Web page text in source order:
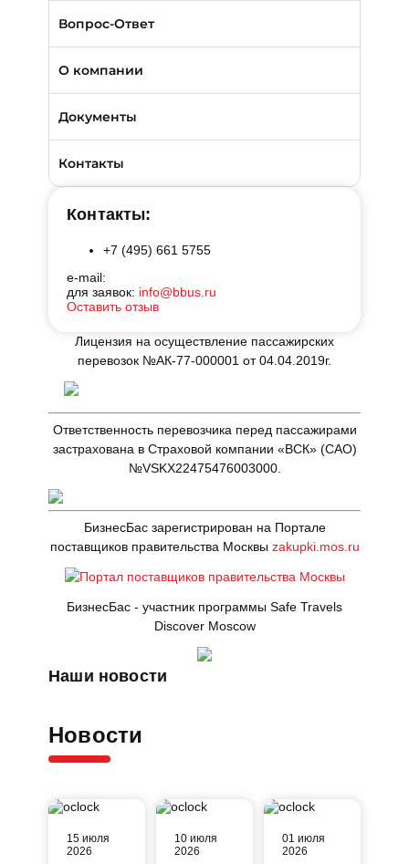
Отличия трансфера от аренды
Порядок оплаты услуг
Условия возврата
Вопрос-Ответ
О компании
О компании БизнесБас
BBus Group
Отзывы
Реклама на автобусах
Наши автосервисы
Новости
Полезные статьи
Документы
Лицензии и удостоверения
Страхование пассажиров
Договоры на оказание услуг
Производственная безопасность
Реквизиты
Контакты
Контакты:
+7 (495) 661 5755
e-mail:
для заявок: info@bbus.ru
Оставить отзыв
Лицензия на осуществление пассажирских
перевозок №АК-77-000001 от 04.04.2019г.
Ответственность перевозчика перед пассажирами
застрахована в Страховой компании «ВСК» (САО)
№VSKX22475476003000.
БизнесБас зарегистрирован на Портале
поставщиков правительства Москвы zakupki.mos.ru
БизнесБас - участник программы Safe Travels
Discover Moscow
Наши новости
Новости
15 июля
2026
10 июля
2026
01 июля
2026